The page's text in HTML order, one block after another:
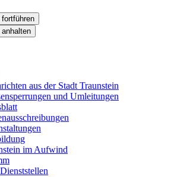
aus der Stadt Traunstein
und Umleitungen
im Aufwind